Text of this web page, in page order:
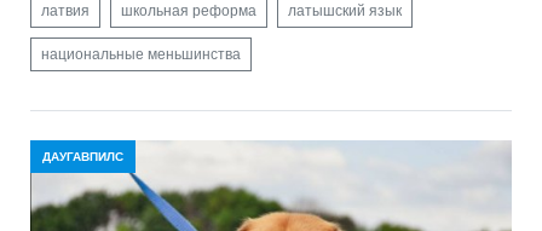
латвия школьная реформа латышский язык
национальные меньшинства
ДАУГАВПИЛС